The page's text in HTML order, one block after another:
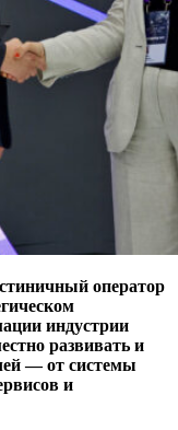
оператор
индустрии
развивать и
— от системы
и